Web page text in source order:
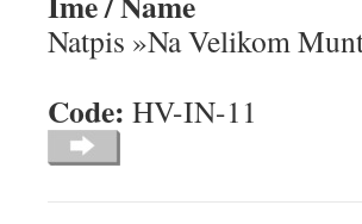
Natpis »Na Velikom
Code: HV-